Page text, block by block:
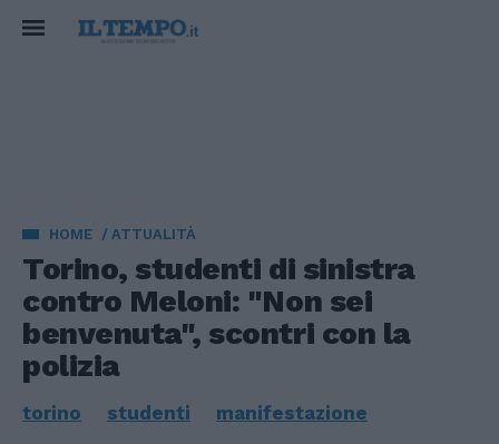
HOME ATTUALITÀ
Torino, studenti di sinistra
contro Meloni: "Non sei
benvenuta", scontri con la
polizia
torino studenti manifestazione